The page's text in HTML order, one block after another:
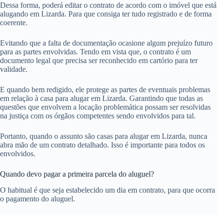
Dessa forma, poderá editar o contrato de acordo com o imóvel que está
alugando em Lizarda. Para que consiga ter tudo registrado e de forma
coerente.
Evitando que a falta de documentação ocasione algum prejuízo futuro
para as partes envolvidas. Tendo em vista que, o contrato é um
documento legal que precisa ser reconhecido em cartório para ter
validade.
E quando bem redigido, ele protege as partes de eventuais problemas
em relação à casa para alugar em Lizarda. Garantindo que todas as
questões que envolvem a locação problemática possam ser resolvidas
na justiça com os órgãos competentes sendo envolvidos para tal.
Portanto, quando o assunto são casas para alugar em Lizarda, nunca
abra mão de um contrato detalhado. Isso é importante para todos os
envolvidos.
Quando devo pagar a primeira parcela do aluguel?
O habitual é que seja estabelecido um dia em contrato, para que ocorra
o pagamento do aluguel.